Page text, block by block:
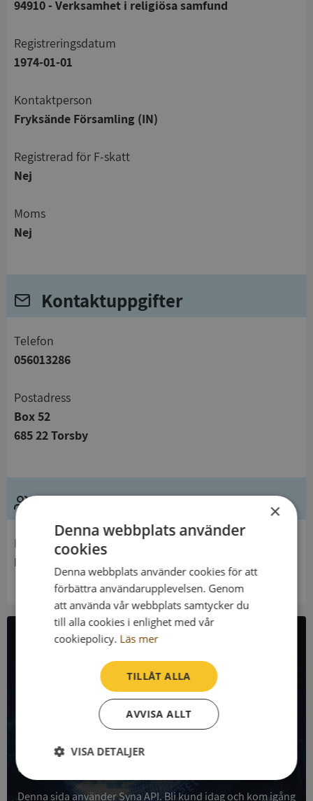
94910 - Verksamhet i religiösa samfund
registreringsdatum
1974-01-01
Kontaktperson
Fryksände Församling (IN)
registrerad för F-skatt
Nej
Moms
Nej
Kontaktuppgifter
telefon
056013286
Postadress
Box 52
685 22 Torsby
Ledning
Innehavare
Fryksände Församling
All företagsdata i API
Få all denna företagsinformation i Syna API
Syna API är ett blixtsnabbt API där du kan hämta
registrerade företagsuppgifter, betalningsanmärkningar,
skatteuppgifter och mycket mer på alla Sveriges företag
och personer.
Denna sida använder Syna API. Bli kund idag och kom igång
×
Denna webbplats använder
cookies
Denna webbplats använder cookies för att
förbättra användarupplevelsen. Genom
att använda vår webbplats samtycker du
till alla cookies i enlighet med vår
cookiepolicy. Läs mer
TILLÅT ALLA
AVVISA ALLT
VISA DETALJER
Strikt
nödvändigt
Prestanda Inriktning